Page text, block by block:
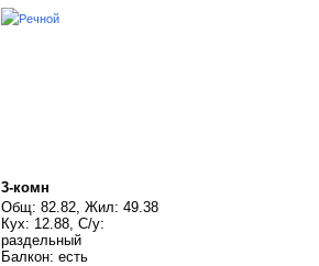
3-комн
Общ: 82.82, Жил: 49.38
Кух: 12.88, С/у:
раздельный
Балкон: есть